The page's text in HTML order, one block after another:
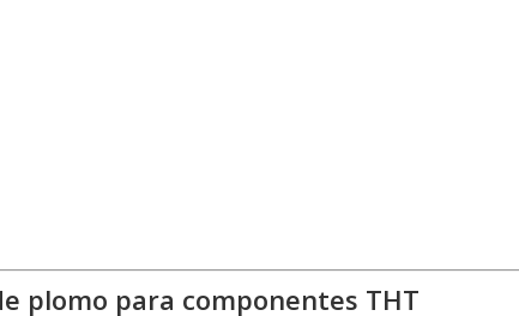
plomo para componentes THT